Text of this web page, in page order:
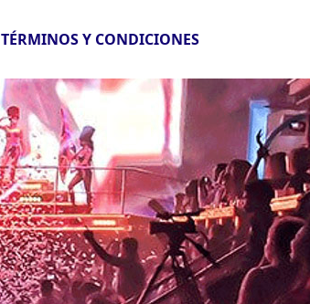
TÉRMINOS Y CONDICIONES